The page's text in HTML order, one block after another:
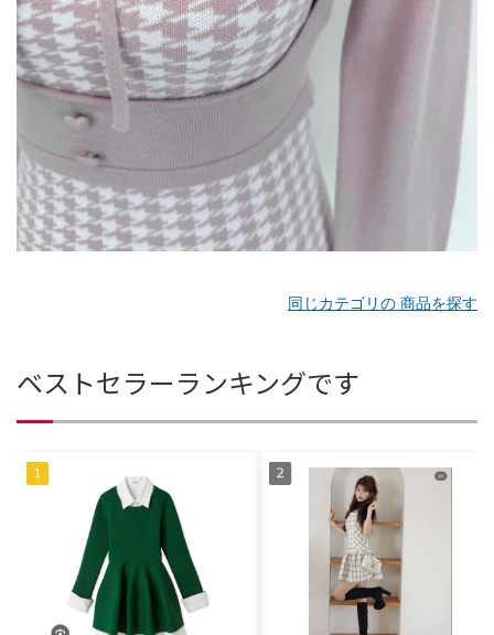
同じカテゴリの 商品を探す
ベストセラーランキングです